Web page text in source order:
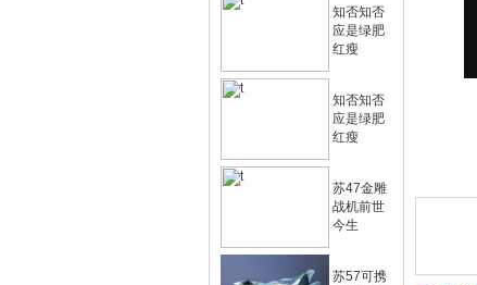
知否知否
应是绿肥
红瘦
知否知否
应是绿肥
红瘦
苏47金雕
战机前世
今生
苏57可携